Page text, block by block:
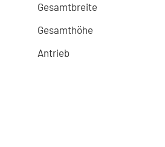
Gesamtbreite
Gesamthöhe
Antrieb